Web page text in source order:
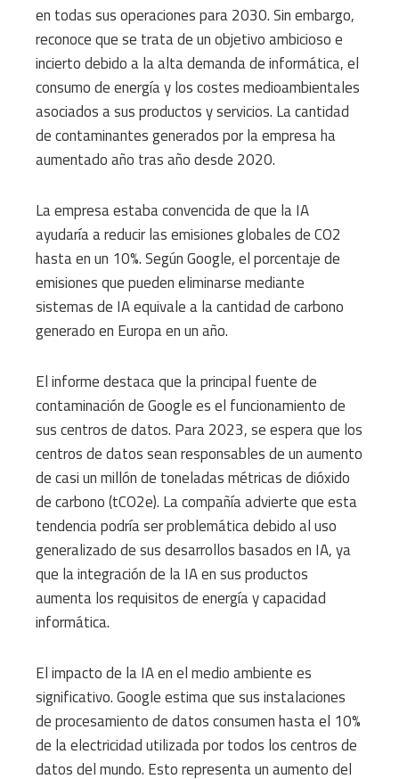
en todas sus operaciones para 2030. Sin embargo,
reconoce que se trata de un objetivo ambicioso e
incierto debido a la alta demanda de informática, el
consumo de energía y los costes medioambientales
asociados a sus productos y servicios. La cantidad
de contaminantes generados por la empresa ha
aumentado año tras año desde 2020.
La empresa estaba convencida de que la IA
ayudaría a reducir las emisiones globales de CO2
hasta en un 10%. Según Google, el porcentaje de
emisiones que pueden eliminarse mediante
sistemas de IA equivale a la cantidad de carbono
generado en Europa en un año.
El informe destaca que la principal fuente de
contaminación de Google es el funcionamiento de
sus centros de datos. Para 2023, se espera que los
centros de datos sean responsables de un aumento
de casi un millón de toneladas métricas de dióxido
de carbono (tCO2e). La compañía advierte que esta
tendencia podría ser problemática debido al uso
generalizado de sus desarrollos basados ​​en IA, ya
que la integración de la IA en sus productos
aumenta los requisitos de energía y capacidad
informática.
El impacto de la IA en el medio ambiente es
significativo. Google estima que sus instalaciones
de procesamiento de datos consumen hasta el 10%
de la electricidad utilizada por todos los centros de
datos del mundo. Esto representa un aumento del